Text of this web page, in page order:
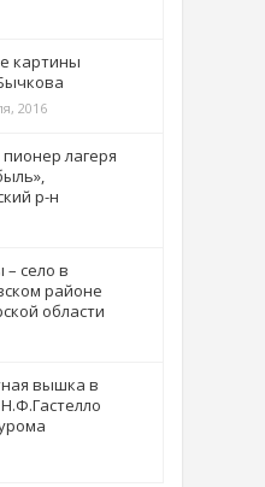
картины
2016
лагеря
р-н
село в
районе
области
вышка в